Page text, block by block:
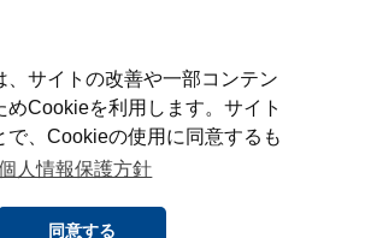
、サイトの改善や一部コンテン
めCookieを利用します。サイト
で、Cookieの使用に同意するも
人情報保護方針
同意する